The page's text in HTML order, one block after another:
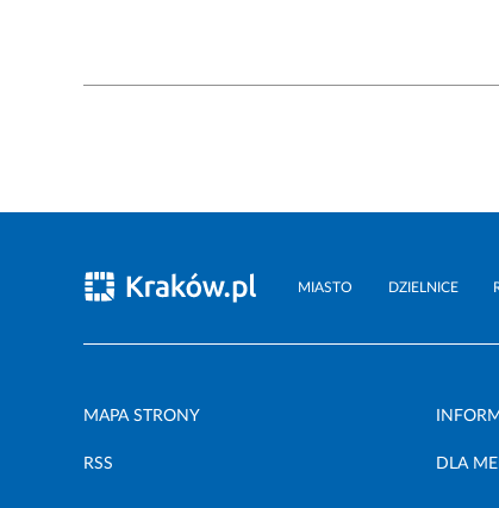
MIASTO DZIELNICE
MAPA STRONY
RSS DLA